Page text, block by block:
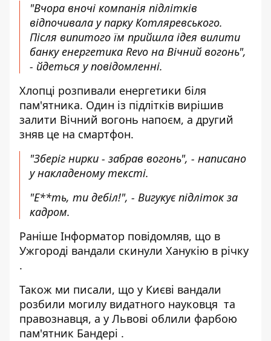
"Вчора вночі компанія підлітків
відпочивала у парку Котляревського.
Після випитого їм прийшла ідея вилити
банку енергетика Revo на Вічний вогонь",
- йдеться у повідомленні.
Хлопці розпивали енергетики біля
пам'ятника. Один із підлітків вирішив
залити Вічний вогонь напоєм, а другий
зняв це на смартфон.
"Зберіг нирки - забрав вогонь", - написано
у накладеному тексті.
"Е**ть, ти дебіл!", - Вигукує підліток за
кадром.
Раніше Інформатор повідомляв, що в
Ужгороді вандали скинули Ханукію в річку
.
Також ми писали, що у Києві вандали
розбили могилу видатного науковця та
правознавця, а у Львові облили фарбою
пам'ятник Бандері .